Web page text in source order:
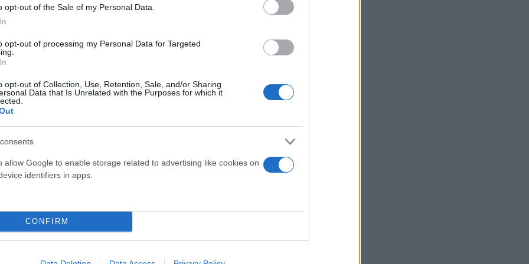
opt-out of the Sale of my Personal Data.
opt-out of processing my Personal Data for Targeted
opt-out of Collection, Use, Retention, Sale, and/or Sharing
Data that Is Unrelated with the Purposes for which it
allow Google to enable storage related to advertising like cookies on
identifiers in apps.
CONFIRM
να πραγματοποιεί πεζοπορίες μαζί με τον πατέρα του.
ότι κάτι τέτοιο δεν συνέβαινε ποτέ.
αντάλλαξαν πατέρας και γιος μέσω κινητού τηλεφώνου,
ο Τζόναθαν είχε προτείνει μόνο μία εκδρομή στον ιδρυτή
κατά την οποία σημειώθηκε η μοιραία πτώση.
άνθρωπος